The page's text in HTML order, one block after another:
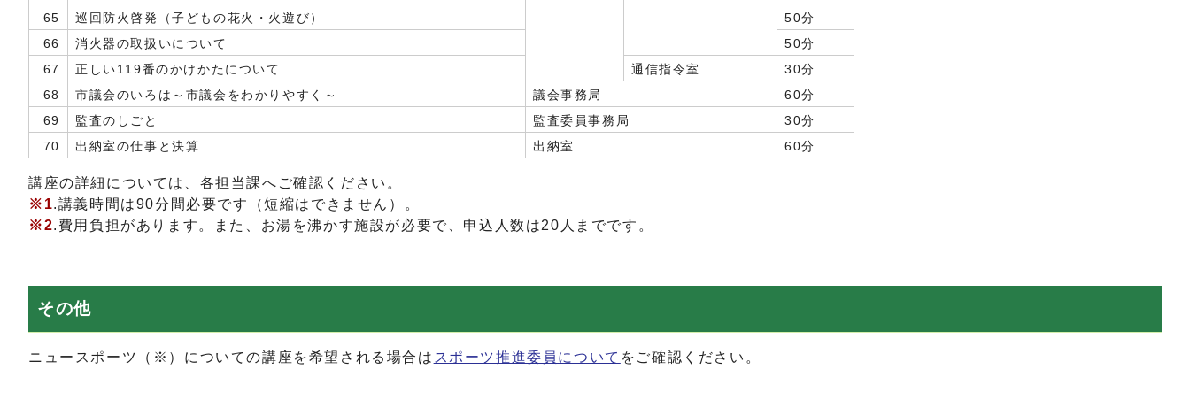
65
巡回防火啓発（子どもの花火・火遊び）
50分
66
消火器の取扱いについて
50分
67
正しい119番のかけかたについて 通信指令室
30分
68
市議会のいろは～市議会をわかりやすく～ 議会事務局
60分
69
監査のしごと 監査委員事務局
30分
70
出納室の仕事と決算 出納室 60分
講座の詳細については、各担当課へご確認ください。
※1.講義時間は90分間必要です（短縮はできません）。
※2.費用負担があります。また、お湯を沸かす施設が必要で、申込人数は20人までです。
その他
ニュースポーツ（※）についての講座を希望される場合は スポーツ推進委員について をご確認ください。